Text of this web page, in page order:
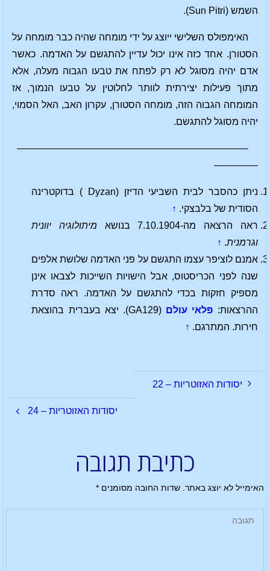
השמש (Sun Pitri).
האימפולס השלישי ייוצג על ידי מומחה שהיה כבר מומחה על
הסטורן. אחד כזה אינו יכול עדיין להתגשם על האדמה. כאשר
אדם יהיה מסוגל לא רק לפתח את טבעו הגבוה מעלה, אלא
מתוך פעילות יצירתית לוותר לחלוטין על טבעו הנמוך, אז
המומחה הגבוה הזה, מומחה הסטורן, עקרון האב, האל הסמוי,
יהיה מסוגל להתגשם.
————————————————————————
————–
ניתן כהסבר לבית השביעי הדיזן (Dyzan ) בדוקטרינה
הסודית של בלבצקי. ↑
ראה הרצאה מה-7.10.1904 בנושא
מיתולוגיה יוונית
וגרמנית.
↑
אמנם לוציפר עצמו התגשם על פני האדמה שלושת אלפים
שנה לפני הכריסטוס, אבל הישויות השייכות לצבאו אינן
מספיק חזקות בכדי להתגשם על האדמה. ראה סדרת
ההרצאות: פלאי עולם
(GA129). יצא בעברית בהוצאת
חירות. המתרגם. ↑
יסודות האזוטריות – 22
יסודות האזוטריות – 24
כתיבת תגובה
האימייל לא יוצג באתר. שדות החובה מסומנים*